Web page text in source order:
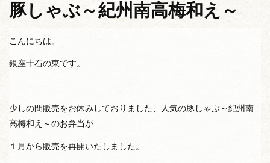
豚しゃぶ～紀州南高梅和え～
こんにちは。
銀座十石の東です。
少しの間販売をお休みしておりました、人気の豚しゃぶ～紀州南
高梅和え～のお弁当が
１月から販売を再開いたしました。